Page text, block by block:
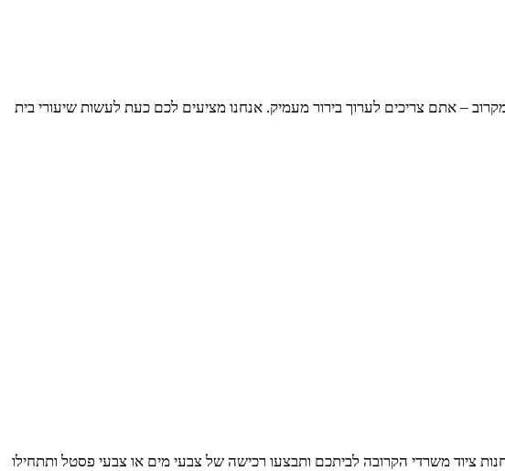
– אתם צריכים לערוך בירור מעמיק. אנחנו מציעים לכם כעת לעשות שיעורי בית
ציוד משרדי הקרובה לביתכם ותבצעו רכישה של צבעי מים או צבעי פסטל ותתחילו